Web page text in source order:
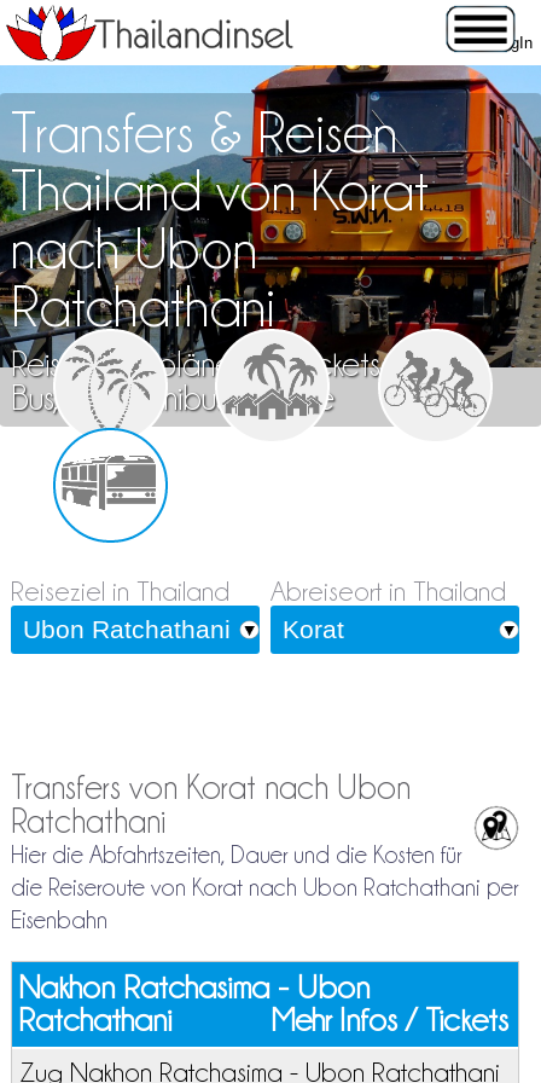
Transfers & Reisen
Thailand von Korat
nach Ubon
Ratchathani
Reisen, Fahrpläne und Tickets für Zug,
Bus, Flug, Minibus & Fähre
Reiseziel in Thailand Abreiseort in Thailand
Transfers von Korat nach Ubon
Ratchathani
Hier die Abfahrtszeiten, Dauer und die Kosten für
die Reiseroute von Korat nach Ubon Ratchathani per
Eisenbahn
Nakhon Ratchasima - Ubon
Ratchathani
Mehr Infos / Tickets
Zug Nakhon Ratchasima - Ubon Ratchathani